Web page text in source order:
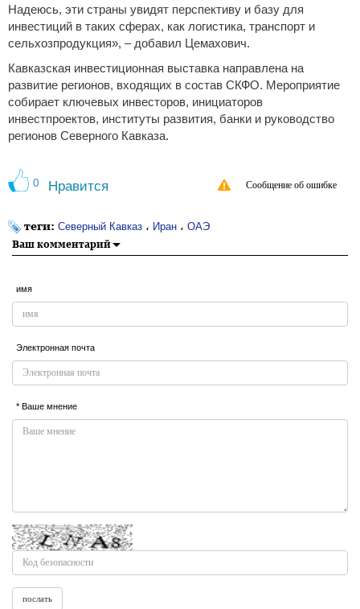
Надеюсь, эти страны увидят перспективу и базу для
инвестиций в таких сферах, как логистика, транспорт и
сельхозпродукция», – добавил Цемахович.
Кавказская инвестиционная выставка направлена на
развитие регионов, входящих в состав СКФО. Мероприятие
собирает ключевых инвесторов, инициаторов
инвестпроектов, институты развития, банки и руководство
регионов Северного Кавказа.
0 Нравится Сообщение об ошибке
теги: Северный Кавказ ، Иран ، ОАЭ
Ваш комментарий
имя
Электронная почта
* Ваше мнение